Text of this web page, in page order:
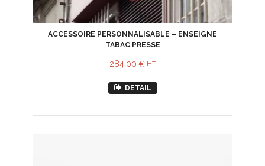
ACCESSOIRE PERSONNALISABLE – ENSEIGNE
TABAC PRESSE
284,00 € HT
DETAIL